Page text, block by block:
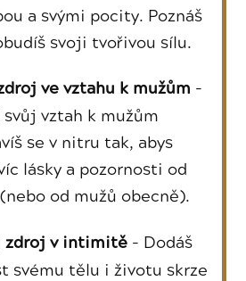
a svými pocity. Poznáš
svoji tvořivou sílu.
ve vztahu k mužům -
svůj vztah k mužům
se v nitru tak, abys
lásky a pozornosti od
od mužů obecně).
zdroj v intimitě- Dodáš
svému tělu i životu skrze